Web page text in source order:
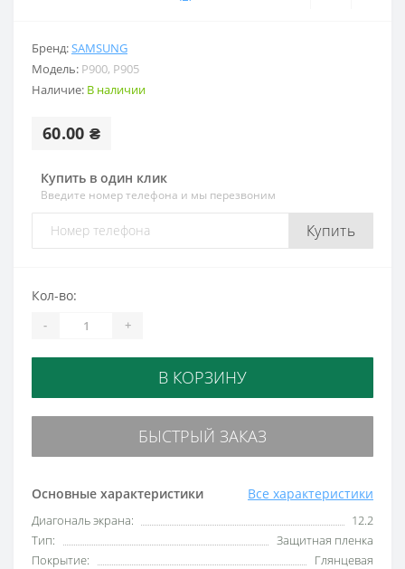
Бренд:SAMSUNG
Модель: P900, P905
Наличие: В наличии
60.00 ₴
Купить в один клик
Введите номер телефона и мы перезвоним
Купить
Основные характеристики Все характеристики
Диагональ экрана:
12.2
Тип:
Защитная пленка
Покрытие:
Глянцевая
Кол-во:
- +
В КОРЗИНУ
БЫСТРЫЙ ЗАКАЗ